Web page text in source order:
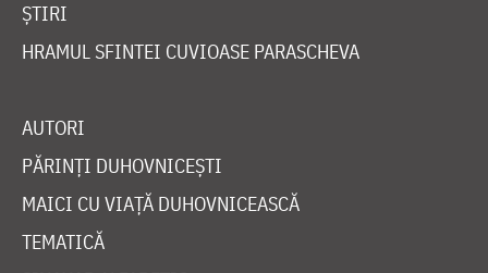
ȘTIRI
HRAMUL SFINTEI CUVIOASE PARASCHEVA
AUTORI
PĂRINȚI DUHOVNICEȘTI
MAICI CU VIAȚĂ DUHOVNICEASCĂ
TEMATICĂ